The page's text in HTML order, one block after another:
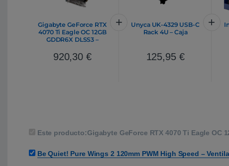
Gigabyte GeForce RTX
4070 Ti Eagle OC 12GB
GDDR6X DLSS3 –
920,30 €
Unyca UK-4329 USB-C
Rack 4U – Caja
125,95 €
Este producto:Gigabyte GeForce RTX 4070 Ti Eagle OC
Be Quiet! Pure Wings 2 120mm PWM High Speed –